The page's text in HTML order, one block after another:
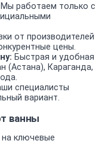
Мы работаем только с
от производителей
цены.
Быстрая и удобная
(Астана), Караганда,
специалисты
вариант.
ванны
на ключевые